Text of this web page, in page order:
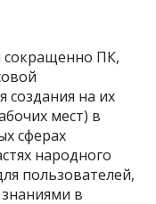
ПК,
создания на их
мест) в
сферах
народного
пользователей,
в